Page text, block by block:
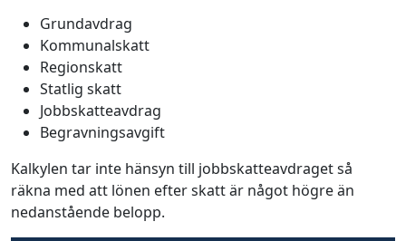
Grundavdrag
Kommunalskatt
Regionskatt
Statlig skatt
Jobbskatteavdrag
Begravningsavgift
Kalkylen tar inte hänsyn till jobbskatteavdraget så
räkna med att lönen efter skatt är något högre än
nedanstående belopp.